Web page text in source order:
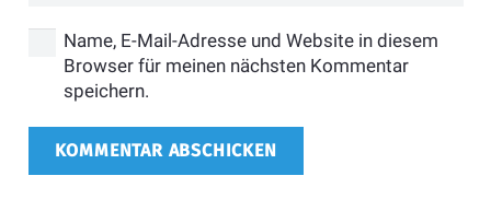
Name, E-Mail-Adresse und Website in diesem
Browser für meinen nächsten Kommentar
speichern.
KOMMENTAR ABSCHICKEN